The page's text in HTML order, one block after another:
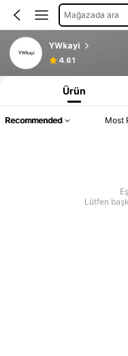
Mağazada ara
YWkayi
4.61
Ürün
Recommended Most
Lütfen